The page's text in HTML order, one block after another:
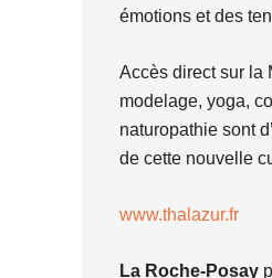
émotions et des
Accès direct sur la
modelage, yoga,
naturopathie sont
de cette nouvelle
www.thalazur.fr
La Roche-Posay